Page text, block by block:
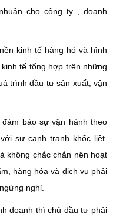
cho công ty , doanh
kinh tế hàng hó và hình
tế tổng hợp trên những
trình đầu tư sản xuất, vận
bảo sự vận hành theo
sự cạnh tranh khốc liệt.
không chắc chắn nên hoạt
hàng hóa và dịch vụ phải
nghỉ.
doanh thì chủ đầu tư phải